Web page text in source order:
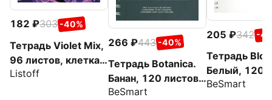
182 303 -40%
Тетрадь Violet Mix,
96 листов, клетка,
в ассортименте
Listoff
266 443 -40%
Тетрадь Botanica.
Банан, 120 листов,
клетка
BeSmart
205 342 -
Тетрадь
Белый, 120
клетка
BeSmart